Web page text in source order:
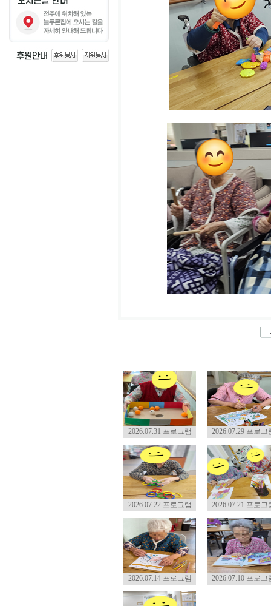
2026.07.31 프로그램 2026.07.29 프로그
2026.07.22 프로그램 2026.07.21 프로그
2026.07.14 프로그램 2026.07.10 프로그